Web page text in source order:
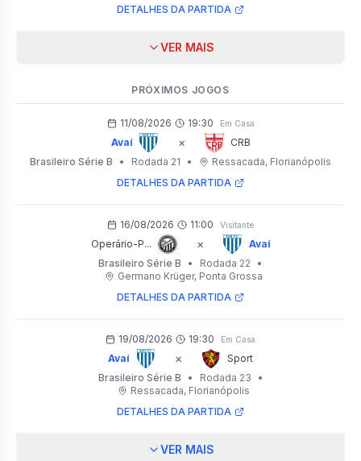
DETALHES DA PARTIDA
VER MAIS
PRÓXIMOS JOGOS
11/08/2026 19:30 Em Casa
Avaí ×
CRB
Brasileiro Série B
• Rodada 21 • Ressacada, Florianópolis
DETALHES DA PARTIDA
16/08/2026 11:00 Visitante
Operário-P... ×
Avaí
Brasileiro Série B
• Rodada 22
•
Germano Krüger, Ponta Grossa
DETALHES DA PARTIDA
19/08/2026 19:30 Em Casa
Avaí ×
Sport
Brasileiro Série B
• Rodada 23
•
Ressacada, Florianópolis
DETALHES DA PARTIDA
VER MAIS